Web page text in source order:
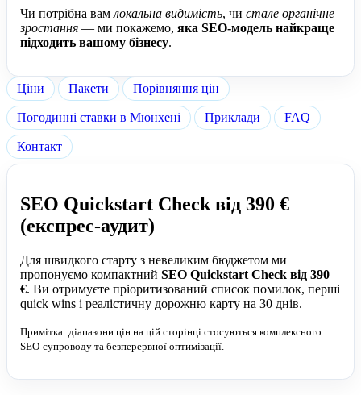
Чи потрібна вамлокальна видимість, чи стале органічне
зростання — ми покажемо, яка SEO-модель найкраще
підходить вашому бізнесу.
Ціни Пакети Порівняння цін
Погодинні ставки в Мюнхені Приклади FAQ
Контакт
SEO Quickstart Check від 390 €
(експрес-аудит)
Для швидкого старту з невеликим бюджетом ми
пропонуємо компактний SEO Quickstart Check від 390
€. Ви отримуєте пріоритизований список помилок, перші
quick wins і реалістичну дорожню карту на 30 днів.
Примітка: діапазони цін на цій сторінці стосуються комплексного
SEO-супроводу та безперервної оптимізації.